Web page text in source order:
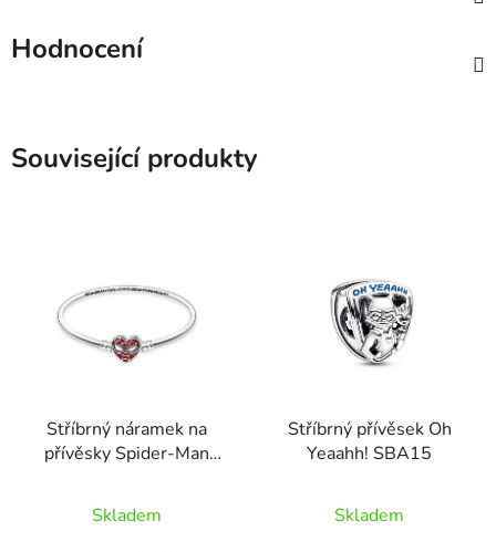
Hodnocení
Související produkty
Stříbrný náramek na
přívěsky Spider-Man
Skladem
Stříbrný přívěsek Oh
Yeaahh! SBA15
Skladem